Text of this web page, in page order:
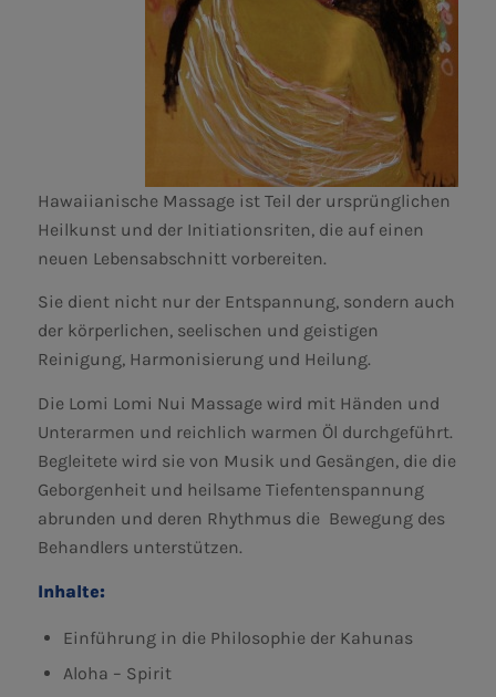
Hawaiianische Massage ist Teil der ursprünglichen
Heilkunst und der Initiationsriten, die auf einen
neuen Lebensabschnitt vorbereiten.
Sie dient nicht nur der Entspannung, sondern auch
der körperlichen, seelischen und geistigen
Reinigung, Harmonisierung und Heilung.
Die Lomi Lomi Nui Massage wird mit Händen und
Unterarmen und reichlich warmen Öl durchgeführt.
Begleitete wird sie von Musik und Gesängen, die die
Geborgenheit und heilsame Tiefentenspannung
abrunden und deren Rhythmus die Bewegung des
Behandlers unterstützen.
Inhalte:
Einführung in die Philosophie der Kahunas
Aloha – Spirit